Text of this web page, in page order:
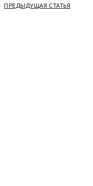
ПРЕДЫДУЩАЯ СТАТЬЯ